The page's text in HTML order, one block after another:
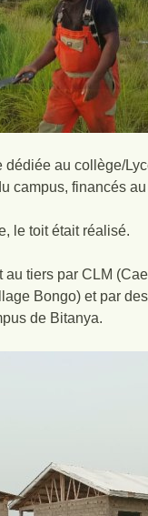
dédiée au collège/
campus, financés
le toit était réalisé.
tiers par CLM
Bongo) et par
de Bitanya.